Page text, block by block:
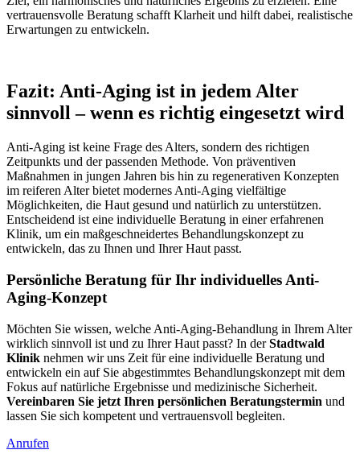
vertrauensvolle Beratung schafft Klarheit und hilft dabei, realistische
Erwartungen zu entwickeln.
Fazit: Anti-Aging ist in jedem Alter
sinnvoll – wenn es richtig eingesetzt wird
Anti-Aging ist keine Frage des Alters, sondern des richtigen
Zeitpunkts und der passenden Methode. Von präventiven
Maßnahmen in jungen Jahren bis hin zu regenerativen Konzepten
im reiferen Alter bietet modernes Anti-Aging vielfältige
Möglichkeiten, die Haut gesund und natürlich zu unterstützen.
Entscheidend ist eine individuelle Beratung in einer erfahrenen
Klinik, um ein maßgeschneidertes Behandlungskonzept zu
entwickeln, das zu Ihnen und Ihrer Haut passt.
Persönliche Beratung für Ihr individuelles Anti-
Aging-Konzept
Möchten Sie wissen, welche Anti-Aging-Behandlung in Ihrem Alter
wirklich sinnvoll ist und zu Ihrer Haut passt? In derStadtwald
Klinik nehmen wir uns Zeit für eine individuelle Beratung und
entwickeln ein auf Sie abgestimmtes Behandlungskonzept mit dem
Fokus auf natürliche Ergebnisse und medizinische Sicherheit.
Vereinbaren Sie jetzt Ihren persönlichen Beratungstermin und
lassen Sie sich kompetent und vertrauensvoll begleiten.
Anrufen